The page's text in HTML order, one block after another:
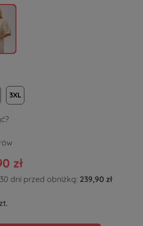
3XL
zł
dni przed obniżką: 239,90 zł